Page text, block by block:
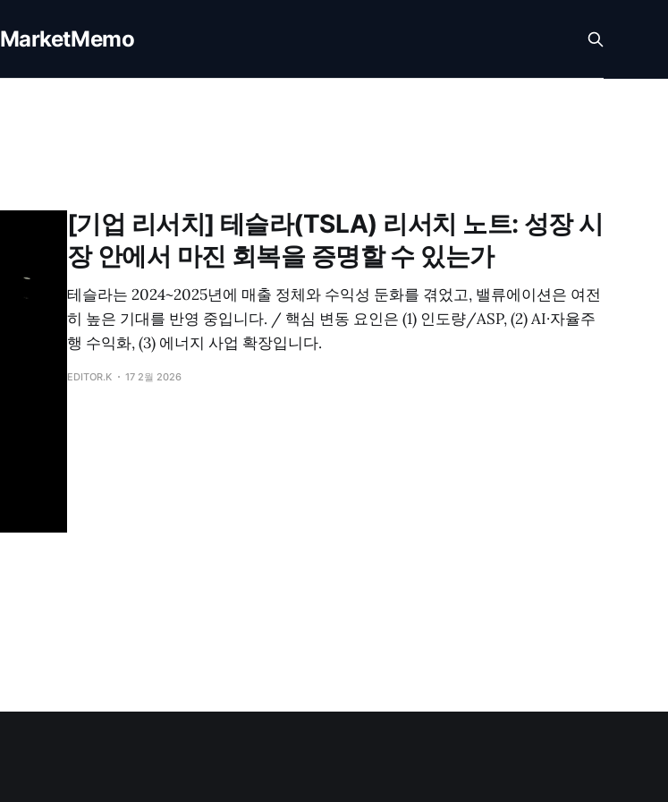
MarketMemo
[기업 리서치] 테슬라(TSLA) 리서치 노트: 성장 시
장 안에서 마진 회복을 증명할 수 있는가
테슬라는 2024~2025년에 매출 정체와 수익성 둔화를 겪었고, 밸류에이션은 여전
히 높은 기대를 반영 중입니다. / 핵심 변동 요인은 (1) 인도량/ASP, (2) AI·자율주
행 수익화, (3) 에너지 사업 확장입니다.
EDITOR.K 17 2월 2026